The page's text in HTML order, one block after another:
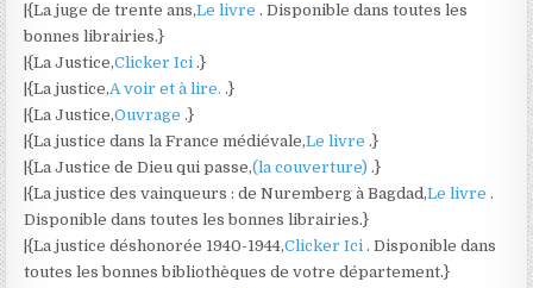
|{La juge de trente ans,Le livre. Disponible dans toutes les
bonnes librairies.}
|{La Justice,Clicker Ici.}
|{La justice,A voir et à lire..}
|{La Justice,Ouvrage.}
|{La justice dans la France médiévale,Le livre.}
|{La Justice de Dieu qui passe,(la couverture).}
|{La justice des vainqueurs : de Nuremberg à Bagdad,Le livre.
Disponible dans toutes les bonnes librairies.}
|{La justice déshonorée 1940-1944,Clicker Ici. Disponible dans
toutes les bonnes bibliothèques de votre département.}